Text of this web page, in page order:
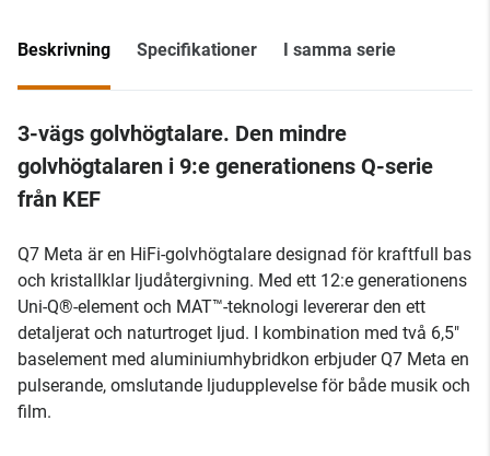
Beskrivning Specifikationer I samma serie
3-vägs golvhögtalare. Den mindre
golvhögtalaren i 9:e generationens Q-serie
från KEF
Q7 Meta är en HiFi-golvhögtalare designad för kraftfull bas
och kristallklar ljudåtergivning. Med ett 12:e generationens
Uni-Q®-element och MAT™-teknologi levererar den ett
detaljerat och naturtroget ljud. I kombination med två 6,5"
baselement med aluminiumhybridkon erbjuder Q7 Meta en
pulserande, omslutande ljudupplevelse för både musik och
film.